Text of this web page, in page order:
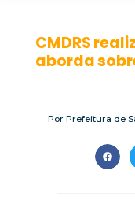
CMDRS
aborda
Por Prefeitura de